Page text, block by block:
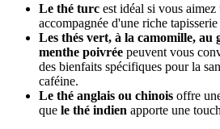
Le thé turc est idéal si vous aimez
accompagnée d'une riche
Les thés vert, à la camomille, au
menthe poivrée peuvent vous
des bienfaits spécifiques pour la
caféine.
Le thé anglais ou chinois offre
que le thé indien apporte une